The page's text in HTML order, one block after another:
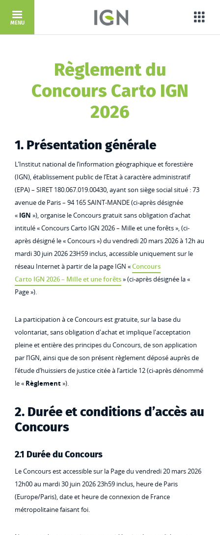
Aller au contenu principal
MENU
Règlement du
Concours Carto IGN
2026
1. Présentation générale
L’Institut national de l’information géographique et forestière
(IGN), établissement public de l’Etat à caractère administratif
(EPA) – SIRET 180.067.019.00430, ayant son siège social situé : 73
avenue de Paris – 94 165 SAINT-MANDE (ci-après désignée
« IGN »), organise le Concours gratuit sans obligation d’achat
intitulé « Concours Carto IGN 2026 – Mille et une forêts », (ci-
après désigné le « Concours ») du vendredi 20 mars 2026 à 12h au
mardi 30 juin 2026 23H59 inclus, accessible uniquement sur le
réseau Internet à partir de la page IGN «Concours
Carto IGN 2026 – Mille et une forêts» (ci-après désignée la «
Page »).
La participation à ce Concours est gratuite, sur la base du
volontariat, sans obligation d'achat et implique l'acceptation
pleine et entière des principes du Concours, de son application
par l’IGN, ainsi que de son présent règlement déposé auprès de
l’étude d’huissiers de justice citée à l’article 12 (ci-après dénommé
le « Règlement»).
2. Durée et conditions d’accès au
Concours
2.1 Durée du Concours
Le Concours est accessible sur la Page du vendredi 20 mars 2026
12h00 au mardi 30 juin 2026 23h59 inclus, heure de Paris
(Europe/Paris), date et heure de connexion de France
métropolitaine faisant foi.